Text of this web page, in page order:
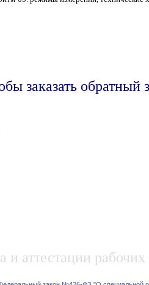
заказать обратный
и аттестации